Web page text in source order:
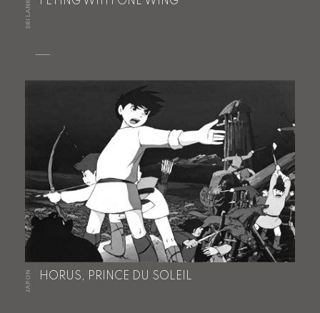
SRI LANKA
JAPON HORUS, PRINCE DU SOLEIL